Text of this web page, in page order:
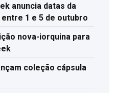
anuncia datas da
1 e 5 de outubro
nova-iorquina para
coleção cápsula